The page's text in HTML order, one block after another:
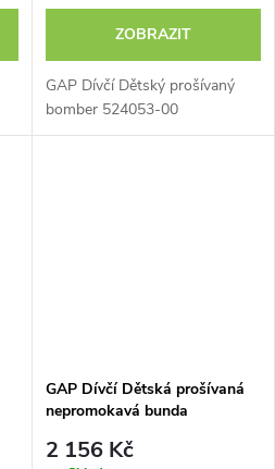
ZOBRAZIT
GAP Dívčí Dětský prošívaný
bomber 524053-00
GAP Dívčí Dětská prošívaná
nepromokavá bunda
2 156 Kč